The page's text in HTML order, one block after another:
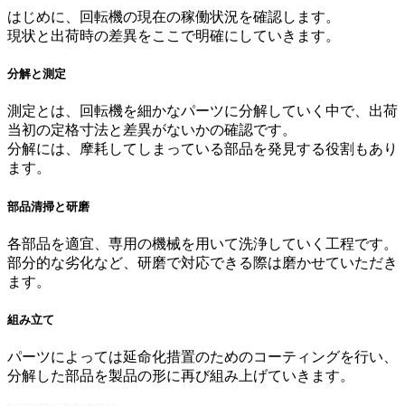
はじめに、回転機の現在の稼働状況を確認します。
現状と出荷時の差異をここで明確にしていきます。
分解と測定
測定とは、回転機を細かなパーツに分解していく中で、出荷
当初の定格寸法と差異がないかの確認です。
分解には、摩耗してしまっている部品を発見する役割もあり
ます。
部品清掃と研磨
各部品を適宜、専用の機械を用いて洗浄していく工程です。
部分的な劣化など、研磨で対応できる際は磨かせていただき
ます。
組み立て
パーツによっては延命化措置のためのコーティングを行い、
分解した部品を製品の形に再び組み上げていきます。